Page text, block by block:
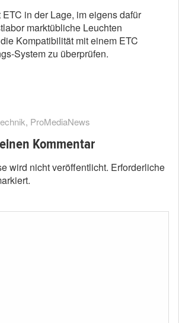
in der Lage, im eigens dafür
marktübliche Leuchten
Kompatibilität mit einem ETC
System zu überprüfen.
, ProMediaNews
Kommentar
wird nicht veröffentlicht. Erforderliche